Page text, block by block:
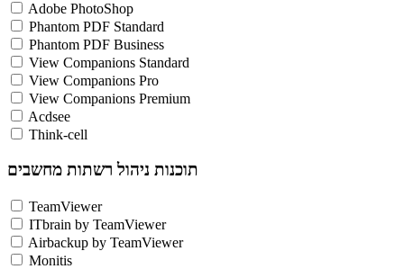
Adobe PhotoShop
Phantom PDF Standard
Phantom PDF Business
View Companions Standard
View Companions Pro
View Companions Premium
Acdsee
Think-cell
תוכנות ניהול רשתות מחשבים
TeamViewer
ITbrain by TeamViewer
Airbackup by TeamViewer
Monitis